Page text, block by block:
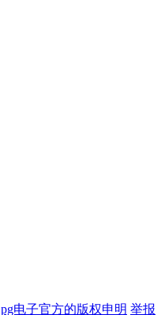
pg电子官方的版权申明 举报